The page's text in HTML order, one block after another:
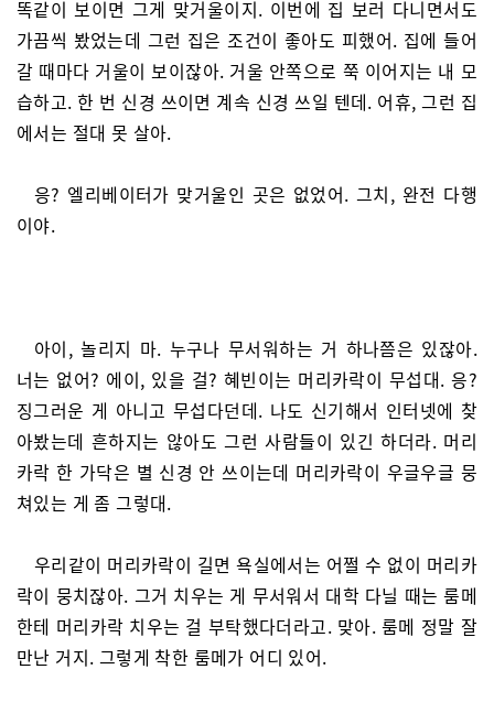
똑같이 보이면 그게 맞거울이지. 이번에 집 보러 다니면서도
가끔씩 봤었는데 그런 집은 조건이 좋아도 피했어. 집에 들어
갈 때마다 거울이 보이잖아. 거울 안쪽으로 쭉 이어지는 내 모
습하고. 한 번 신경 쓰이면 계속 신경 쓰일 텐데. 어휴, 그런 집
에서는 절대 못 살아.
응? 엘리베이터가 맞거울인 곳은 없었어. 그치, 완전 다행
이야.
아이, 놀리지 마. 누구나 무서워하는 거 하나쯤은 있잖아.
너는 없어? 에이, 있을 걸? 혜빈이는 머리카락이 무섭대. 응?
징그러운 게 아니고 무섭다던데. 나도 신기해서 인터넷에 찾
아봤는데 흔하지는 않아도 그런 사람들이 있긴 하더라. 머리
카락 한 가닥은 별 신경 안 쓰이는데 머리카락이 우글우글 뭉
쳐있는 게 좀 그렇대.
우리같이 머리카락이 길면 욕실에서는 어쩔 수 없이 머리카
락이 뭉치잖아. 그거 치우는 게 무서워서 대학 다닐 때는 룸메
한테 머리카락 치우는 걸 부탁했다더라고. 맞아. 룸메 정말 잘
만난 거지. 그렇게 착한 룸메가 어디 있어.